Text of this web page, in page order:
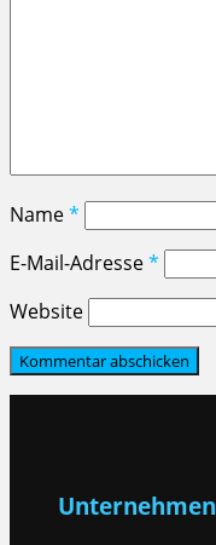
Name*
E-Mail-Adresse*
Website
Unternehmen